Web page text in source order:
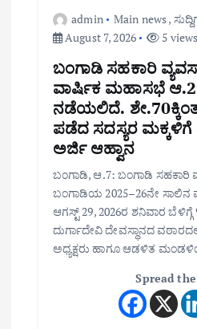
admin Main news,
August 7, 2026
5 views
ಬಂಗಾಡಿ ಸಹಕಾರಿ
ವಾರ್ಷಿಕ ಮಹಾಸಭೆ
ನಡೆಯಲಿದೆ.
ಪಡೆದ ಸದಸ್ಯರ ಮಕ್ಕಳಿಗೆ
ಅರ್ಜಿ ಆಹ್ವಾನ
ಬಂಗಾಡಿ, ಆ.7: ಬಂಗಾಡಿ
ಬಂಗಾಡಿಯ 2025–26ನೇ
ಆಗಸ್ಟ್ 29, 2026ರ ಶನಿವಾರ ಬೆಳಿಗ್ಗೆ
ದುರ್ಗಾದೇವಿ ದೇವಸ್ಥಾನದ
ಅಧ್ಯಕ್ಷರು ಹಾಗೂ ಆಡಳಿತ
Spread